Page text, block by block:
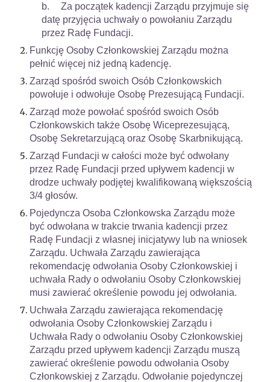
b.
Za początek kadencji Zarządu przyjmuje się
datę przyjęcia uchwały o powołaniu Zarządu
przez Radę Fundacji.
Funkcję Osoby Członkowskiej Zarządu można
pełnić więcej niż jedną kadencję.
Zarząd spośród swoich Osób Członkowskich
powołuje i odwołuje Osobę Prezesującą Fundacji.
Zarząd może powołać spośród swoich Osób
Członkowskich także Osobę Wiceprezesującą,
Osobę Sekretarzującą oraz Osobę Skarbnikującą.
Zarząd Fundacji w całości może być odwołany
przez Radę Fundacji przed upływem kadencji w
drodze uchwały podjętej kwalifikowaną większością
3/4 głosów.
Pojedyncza Osoba Członkowska Zarządu może
być odwołana w trakcie trwania kadencji przez
Radę Fundacji z własnej inicjatywy lub na wniosek
Zarządu. Uchwała Zarządu zawierająca
rekomendację odwołania Osoby Członkowskiej i
uchwała Rady o odwołaniu Osoby Członkowskiej
musi zawierać określenie powodu jej odwołania.
Uchwała Zarządu zawierająca rekomendację
odwołania Osoby Członkowskiej Zarządu i
Uchwała Rady o odwołaniu Osoby Członkowskiej
Zarządu przed upływem kadencji Zarządu muszą
zawierać określenie powodu odwołania Osoby
Członkowskiej z Zarządu. Odwołanie pojedynczej